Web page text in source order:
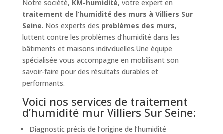
Notre société, KM-humidité, votre expert en
traitement de l’humidité des murs à Villiers Sur
Seine. Nos experts des problèmes des murs,
luttent contre les problèmes d’humidité dans les
bâtiments et maisons individuelles.Une équipe
spécialisée vous accompagne en mobilisant son
savoir-faire pour des résultats durables et
performants.
Voici nos services de traitement
d’humidité mur Villiers Sur Seine:
Diagnostic précis de l’origine de l’humidité